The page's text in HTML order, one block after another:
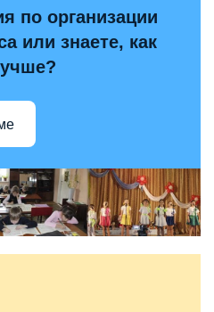
по организации
или знаете, как